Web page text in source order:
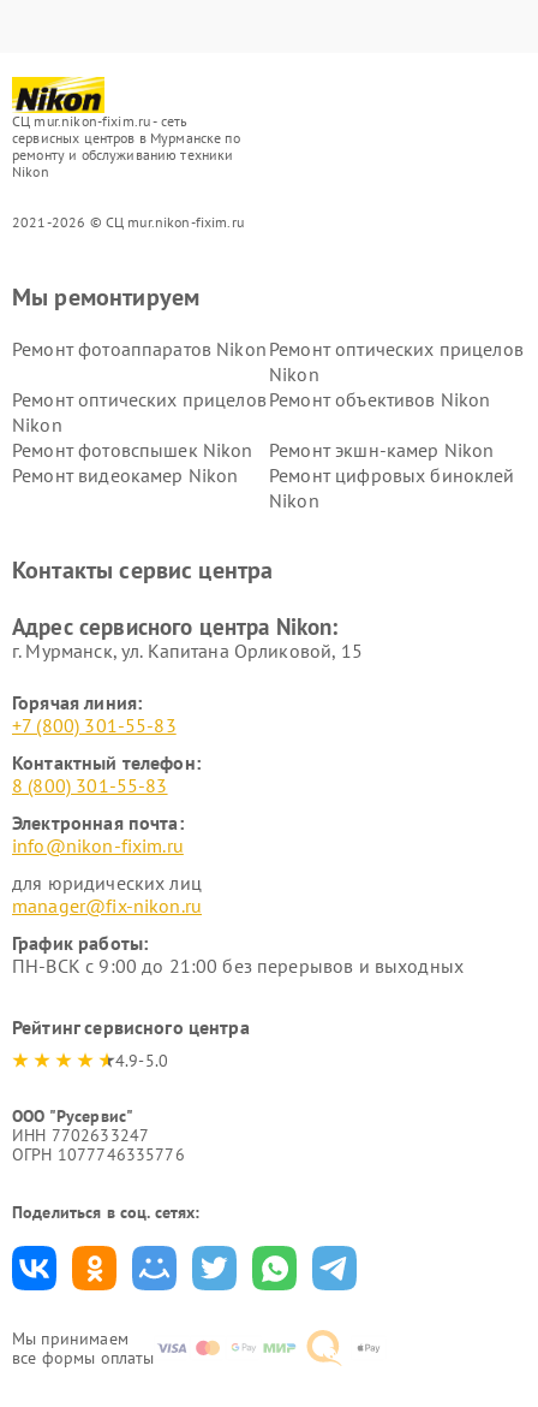
СЦ mur.nikon-fixim.ru - сеть
сервисных центров в Мурманске по
ремонту и обслуживанию техники
Nikon
2021-2026 © СЦ mur.nikon-fixim.ru
Мы принимаем
все формы оплаты
Мы ремонтируем
Ремонт фотоаппаратов Nikon Ремонт оптических прицелов
Nikon
Ремонт оптических прицелов
Nikon
Ремонт объективов Nikon
Ремонт фотовспышек Nikon
Ремонт экшн-камер Nikon
Ремонт видеокамер Nikon
Ремонт цифровых биноклей
Nikon
Ремонт цифровых монокуляров Nikon
Контакты сервис центра
Адрес сервисного центра Nikon:
г. Мурманск, ул. Капитана Орликовой, 15
Горячая линия:
+7 (800) 301-55-83
Контактный телефон:
8 (800) 301-55-83
Электронная почта:
info@nikon-fixim.ru
для юридических лиц
manager@fix-nikon.ru
График работы:
ПН-ВСК с 9:00 до 21:00 без перерывов и выходных
Рейтинг сервисного центра
4.9-5.0
ООО "Русервис"
ИНН 7702633247
ОГРН 1077746335776
Поделиться в соц. сетях: